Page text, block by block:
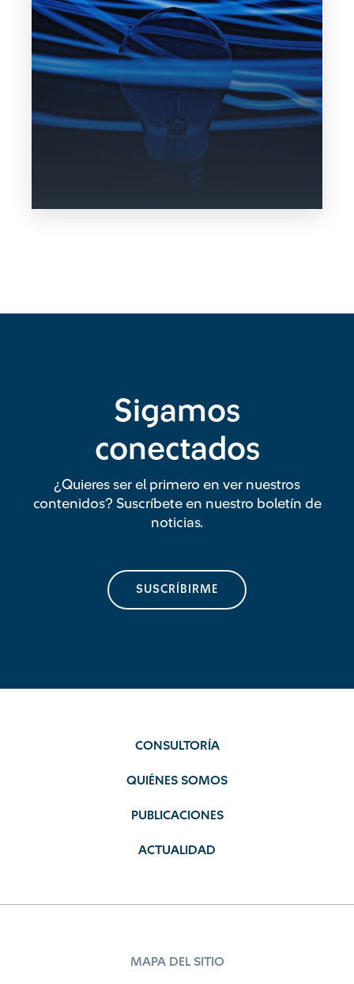
Sigamos
conectados
¿Quieres ser el primero en ver nuestros
contenidos? Suscríbete en nuestro boletín de
noticias.
SUSCRÍBIRME
CONSULTORÍA
QUIÉNES SOMOS
PUBLICACIONES
ACTUALIDAD
MAPA DEL SITIO